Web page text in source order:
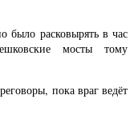
было расковырять в час
мосты тому
пока враг ведёт